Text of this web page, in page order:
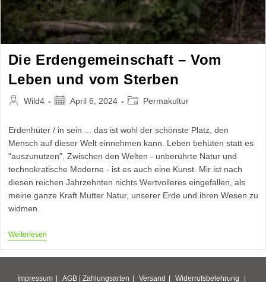
Die Erdengemeinschaft – Vom
Leben und vom Sterben
Beitrags-
Wild4
BeitragApril 6, 2024
Beitrags-Permakultur
Erdenhüter / in sein ... das ist wohl der schönste Platz, den
Mensch auf dieser Welt einnehmen kann. Leben behüten statt es
"auszunutzen". Zwischen den Welten - unberührte Natur und
technokratische Moderne - ist es auch eine Kunst. Mir ist nach
diesen reichen Jahrzehnten nichts Wertvolleres eingefallen, als
meine ganze Kraft Mutter Natur, unserer Erde und ihren Wesen zu
widmen.
WeiterlesenDie
Impressum AGB | Zahlungsarten Versand Widerrufsbelehrung